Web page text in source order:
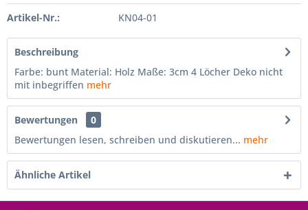
Artikel-Nr.: KN04-01
Beschreibung
Farbe: bunt Material: Holz Maße: 3cm 4 Löcher Deko nicht
mit inbegriffen mehr
Bewertungen
0
Bewertungen lesen, schreiben und diskutieren... mehr
Ähnliche Artikel